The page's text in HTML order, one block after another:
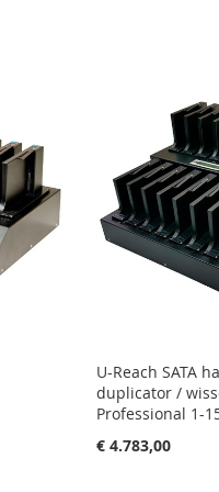
U-Reach SATA
duplicator /
Professional 1-
€ 4.783,00